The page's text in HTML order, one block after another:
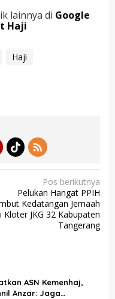
lainnya di Google
Haji
Haji
Pos berikutnya
Pelukan Hangat PPIH
Kedatangan Jemaah
Kloter JKG 32 Kabupaten
Tangerang
ASN Kemenhaj,
Anzar: Jaga